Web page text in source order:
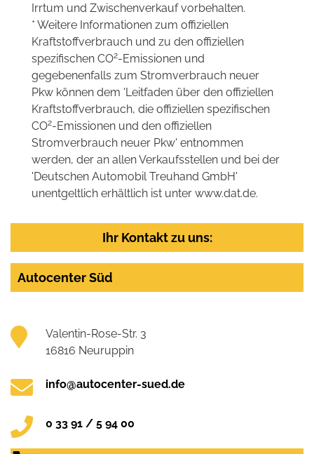
Irrtum und Zwischenverkauf vorbehalten.
* Weitere Informationen zum offiziellen
Kraftstoffverbrauch und zu den offiziellen
spezifischen CO2-Emissionen und
gegebenenfalls zum Stromverbrauch neuer
Pkw können dem 'Leitfaden über den offiziellen
Kraftstoffverbrauch, die offiziellen spezifischen
CO2-Emissionen und den offiziellen
Stromverbrauch neuer Pkw' entnommen
werden, der an allen Verkaufsstellen und bei der
'Deutschen Automobil Treuhand GmbH'
unentgeltlich erhältlich ist unter www.dat.de.
Ihr Kontakt zu uns:
Autocenter Süd
Valentin-Rose-Str. 3
16816 Neuruppin
info@autocenter-sued.de
0 33 91 / 5 94 00